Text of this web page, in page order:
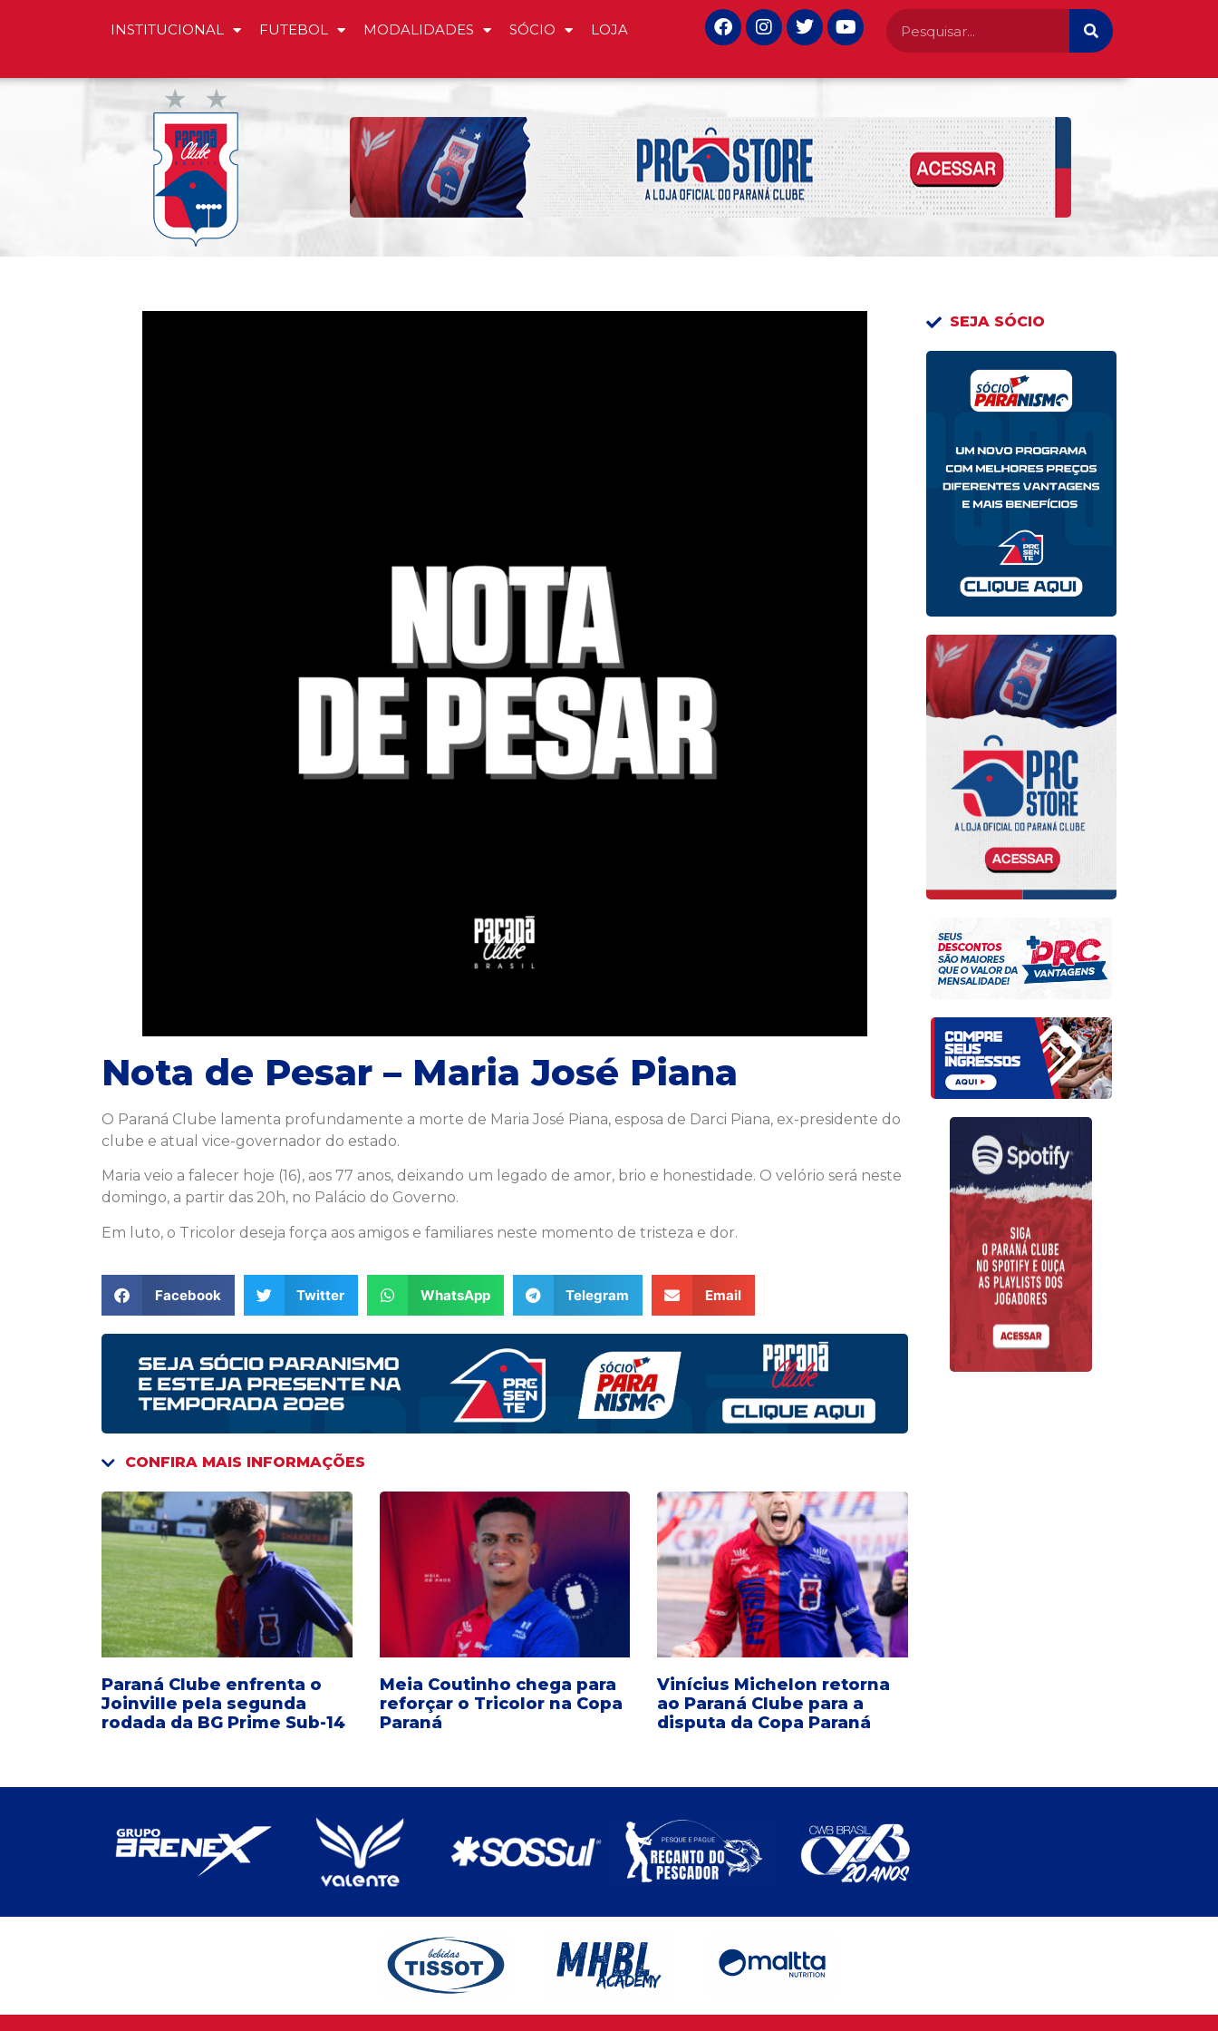
INSTITUCIONAL FUTEBOL MODALIDADES SÓCIO LOJA
Nota de Pesar – Maria José Piana
O Paraná Clube lamenta profundamente a morte de Maria José Piana, esposa de Darci Piana, ex-presidente do
clube e atual vice-governador do estado.
Maria veio a falecer hoje (16), aos 77 anos, deixando um legado de amor, brio e honestidade. O velório será neste
domingo, a partir das 20h, no Palácio do Governo.
Em luto, o Tricolor deseja força aos amigos e familiares neste momento de tristeza e dor.
Facebook Twitter WhatsApp Telegram Email
CONFIRA MAIS INFORMAÇÕES
Paraná Clube enfrenta o
Joinville pela segunda
rodada da BG Prime Sub-14
Meia Coutinho chega para
reforçar o Tricolor na Copa
Paraná
Vinícius Michelon retorna
ao Paraná Clube para a
disputa da Copa Paraná
SEJA SÓCIO